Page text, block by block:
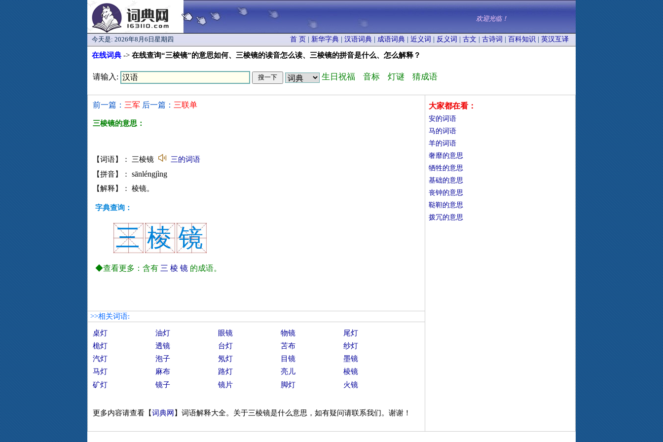
欢迎光临！
今天是: 2026年8月6日星期四 首 页 新华字典 汉语词典 成语词典 近义词 反义词 古文 古诗词 百科知识 英汉互译
在线词典 -> 在线查询“三棱镜”的意思如何、三棱镜的读音怎么读、三棱镜的拼音是什么、怎么解释？
请输入: 生日祝福 音标 灯谜 猜成语
前一篇： 三军 后一篇： 三联单
三棱镜的意思：
【词语】： 三棱镜
三的词语
【拼音】： sānléngjìng
【解释】： 棱镜。
字典查询：
三 棱 镜
◆查看更多：含有 三 棱 镜 的成语。
大家都在看：
安的词语
马的词语
羊的词语
奢靡的意思
牺牲的意思
基础的意思
丧钟的意思
鞑靼的意思
拨冗的意思
>>相关词语:
桌灯 油灯 眼镜 物镜
尾灯
桅灯
透镜 台灯 苫布
纱灯
汽灯
泡子 氖灯 目镜
墨镜
马灯
麻布 路灯 亮儿
棱镜
矿灯
镜子 镜片 脚灯 火镜
更多内容请查看【词典网 】词语解释大全。关于三棱镜是什么意思，如有疑问请联系我们。谢谢！